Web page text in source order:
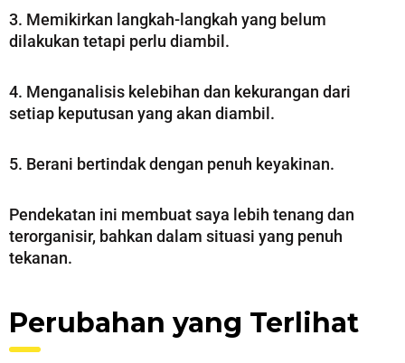
3. Memikirkan langkah-langkah yang belum
dilakukan tetapi perlu diambil.
4. Menganalisis kelebihan dan kekurangan dari
setiap keputusan yang akan diambil.
5. Berani bertindak dengan penuh keyakinan.
Pendekatan ini membuat saya lebih tenang dan
terorganisir, bahkan dalam situasi yang penuh
tekanan.
Perubahan yang Terlihat